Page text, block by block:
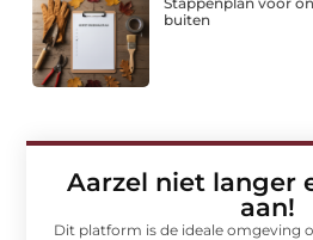
buiten
Aarzel niet langer
aan!
Dit platform is de ideale omgeving